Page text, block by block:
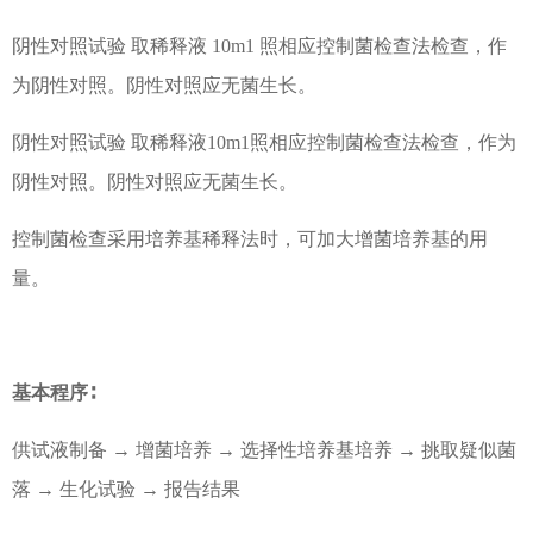
阴性对照试验 取稀释液 10m1 照相应控制菌检查法检查，作
为阴性对照。阴性对照应无菌生长。
阴性对照试验 取稀释液10m1照相应控制菌检查法检查，作为
阴性对照。阴性对照应无菌生长。
控制菌检查采用培养基稀释法时，可加大增菌培养基的用
量。
基本程序∶
供试液制备 → 增菌培养 → 选择性培养基培养 → 挑取疑似菌
落 → 生化试验 → 报告结果